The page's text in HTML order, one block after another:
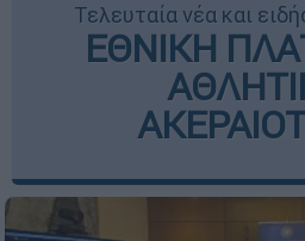
Τελευταία νέα και
ΕΘΝΙΚΗ